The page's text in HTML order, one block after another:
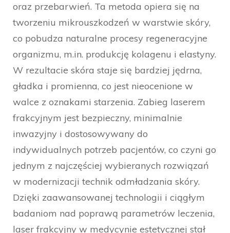
oraz przebarwień. Ta metoda opiera się na
tworzeniu mikrouszkodzeń w warstwie skóry,
co pobudza naturalne procesy regeneracyjne
organizmu, m.in. produkcję kolagenu i elastyny.
W rezultacie skóra staje się bardziej jędrna,
gładka i promienna, co jest nieocenione w
walce z oznakami starzenia. Zabieg laserem
frakcyjnym jest bezpieczny, minimalnie
inwazyjny i dostosowywany do
indywidualnych potrzeb pacjentów, co czyni go
jednym z najczęściej wybieranych rozwiązań
w modernizacji technik odmładzania skóry.
Dzięki zaawansowanej technologii i ciągłym
badaniom nad poprawą parametrów leczenia,
laser frakcyjny w medycynie estetycznej stał